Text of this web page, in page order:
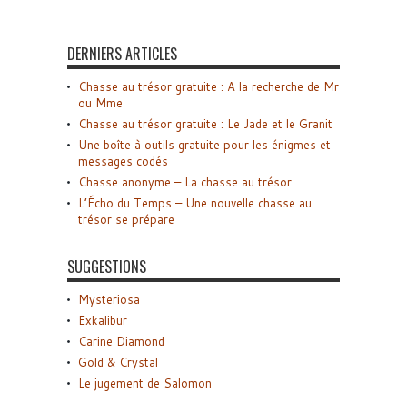
DERNIERS ARTICLES
Chasse au trésor gratuite : A la recherche de Mr
ou Mme
Chasse au trésor gratuite : Le Jade et le Granit
Une boîte à outils gratuite pour les énigmes et
messages codés
Chasse anonyme – La chasse au trésor
L’Écho du Temps – Une nouvelle chasse au
trésor se prépare
SUGGESTIONS
Mysteriosa
Exkalibur
Carine Diamond
Gold & Crystal
Le jugement de Salomon